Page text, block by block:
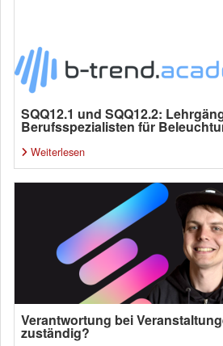
SQQ12.1 und SQQ12.2:
Berufsspezialisten für
Weiterlesen
Verantwortung bei
zuständig?